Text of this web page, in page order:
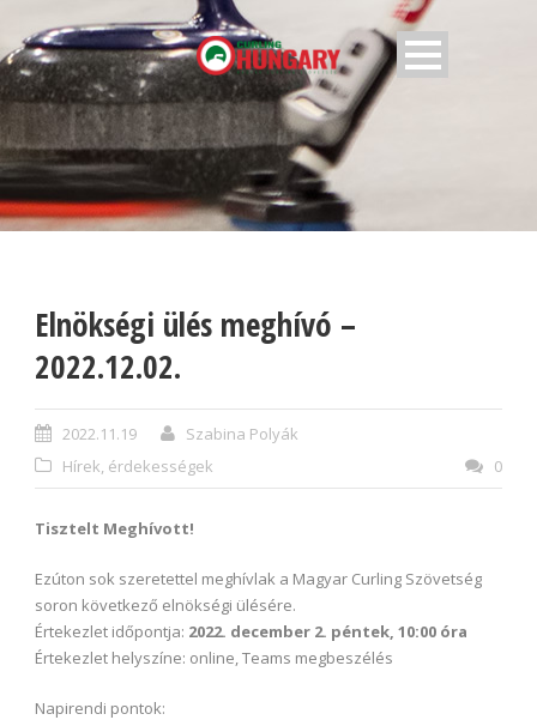
Elnökségi ülés meghívó –
2022.12.02.
2022.11.19
Szabina Polyák
Hírek, érdekességek
0
Tisztelt Meghívott!
Ezúton sok szeretettel meghívlak a Magyar Curling Szövetség
soron következő elnökségi ülésére.
Értekezlet időpontja: 2022. december 2. péntek, 10:00 óra
Értekezlet helyszíne: online, Teams megbeszélés
Napirendi pontok: